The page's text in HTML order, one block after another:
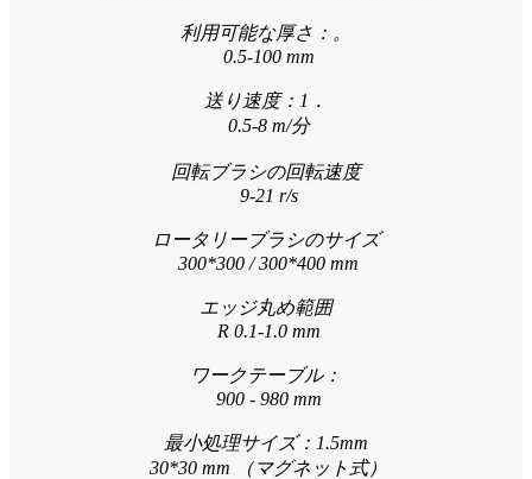
利用可能な厚さ：。
0.5-100 mm
送り速度：1．
0.5-8 m/分
回転ブラシの回転速度
9-21 r/s
ロータリーブラシのサイズ
300*300 / 300*400 mm
エッジ丸め範囲
R 0.1-1.0 mm
ワークテーブル：
900 - 980 mm
最小処理サイズ：1.5mm
30*30 mm （マグネット式）